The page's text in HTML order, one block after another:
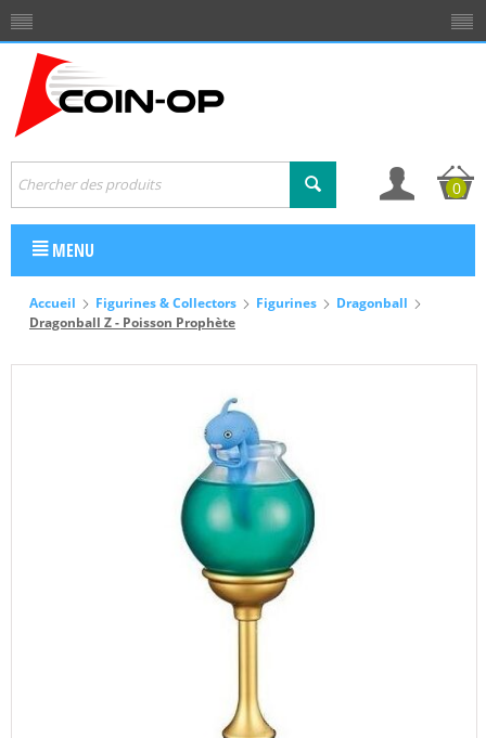
0
MENU
Accueil Figurines & Collectors Figurines
Dragonball
Dragonball Z - Poisson Prophète